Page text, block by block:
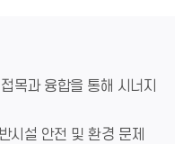
목과 융합을 통해 시너지
시설 안전 및 환경 문제